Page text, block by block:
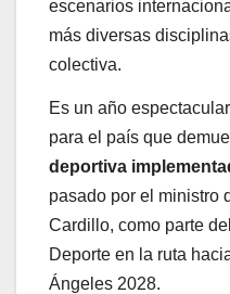
escenarios
más diversas
colectiva.
Es un año
para el país que
deportiva
pasado por el ministro
Cardillo, como parte
Deporte en la ruta
Ángeles 2028.